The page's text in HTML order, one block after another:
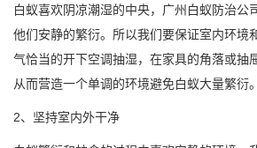
白蚁喜欢阴凉潮湿的中央，广州白蚁防治公
他们安静的繁衍。所以我们要保证室内环境
气恰当的开下空调抽湿，在家具的角落或抽
从而营造一个单调的环境避免白蚁大量繁衍
2、坚持室内外干净